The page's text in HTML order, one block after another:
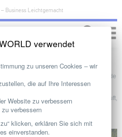
– Business Leichtgemacht
Toggle
SAUBERE LEISTUNG.
– Filter spielen eine entscheidende
und sorgen für einen
HELLA Filtern erhalten Sie Premium-
und Spitzenleistung – für saubere Luft,
Motor. Ab Ende 2025 wird HELLA
den Markt bringen, das höchsten
verwendet
zu unseren Cookies ‒ wir
die auf Ihre Interessen
Website zu verbessern
verbessern
klicken, erklären Sie sich mit
einverstanden.